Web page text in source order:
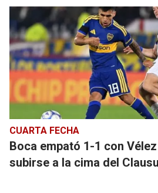
CUARTA FECHA
Boca empató 1-1 con
subirse a la cima del